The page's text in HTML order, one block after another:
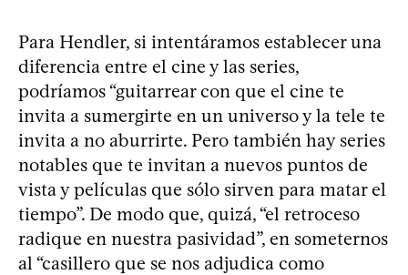
Para Hendler, si intentáramos establecer una
diferencia entre el cine y las series,
podríamos “guitarrear con que el cine te
invita a sumergirte en un universo y la tele te
invita a no aburrirte. Pero también hay series
notables que te invitan a nuevos puntos de
vista y películas que sólo sirven para matar el
tiempo”. De modo que, quizá, “el retroceso
radique en nuestra pasividad”, en someternos
al “casillero que se nos adjudica como